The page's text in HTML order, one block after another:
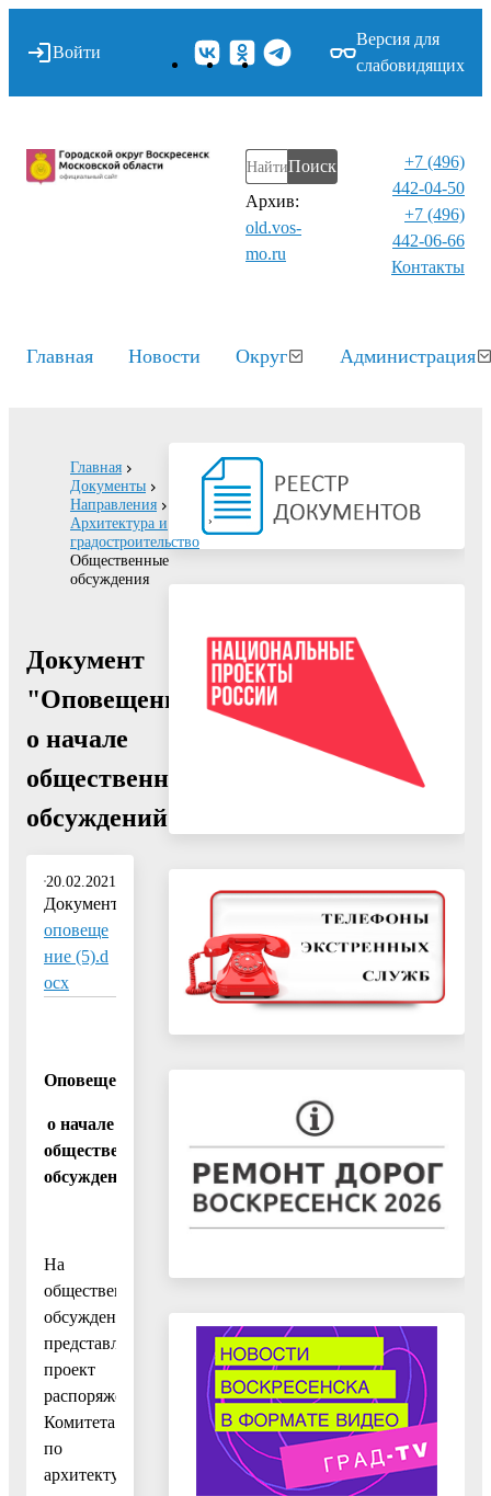
Войти
Версия для
слабовидящих
Поиск
Архив:
old.vos-
mo.ru
+7 (496)
442-04-50
+7 (496)
442-06-66
Контакты⁠
Главная Новости Округ Администрация
Главная
Документы
Направления
Архитектура и
градостроительство
Общественные
обсуждения
Документ
"Оповещение
о начале
общественных
обсуждений"
20.02.2021
Документ:
оповеще
ние (5).d
ocx
Оповещение
о начале
общественных
обсуждений
На
общественные
обсуждения
представляется
проект
распоряжения
Комитета
по
архитектуре